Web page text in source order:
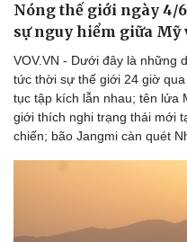
Văn hóa
Văn học
Âm nhạc
Di sản
Nóng thế giới ngày 4/
sự nguy hiểm giữa Mỹ
VOV.VN - Dưới đây là những
tức thời sự thế giới 24 giờ
tục tập kích lẫn nhau; tên lửa
giới thích nghi trạng thái mới
chiến; bão Jangmi càn quét